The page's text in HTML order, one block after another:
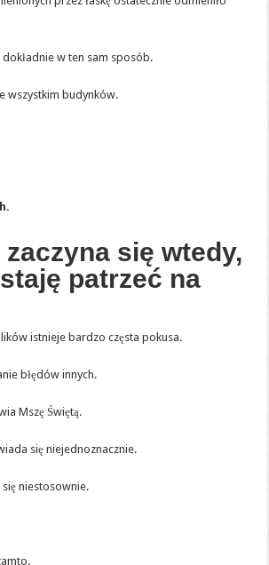
dokładnie w ten sam sposób.
wszystkim budynków.
się wtedy,
patrzeć na
istnieje bardzo częsta pokusa.
błędów innych.
Mszę Świętą.
się niejednoznacznie.
niestosownie.